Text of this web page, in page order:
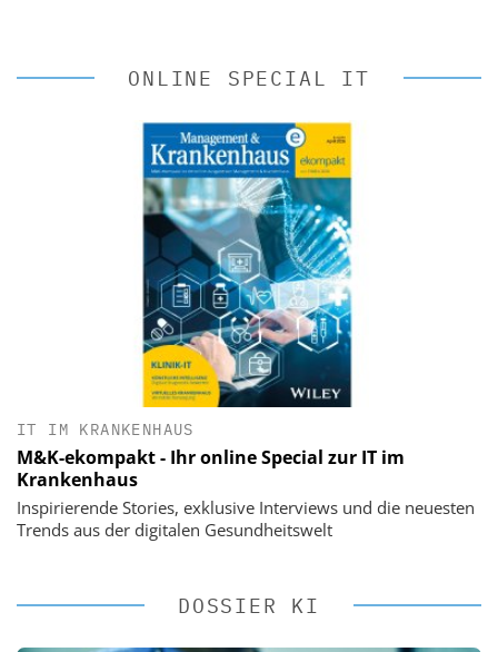
ONLINE SPECIAL IT
IT IM KRANKENHAUS
M&K-ekompakt - Ihr online Special zur IT im
Krankenhaus
Inspirierende Stories, exklusive Interviews und die neuesten
Trends aus der digitalen Gesundheitswelt
DOSSIER KI